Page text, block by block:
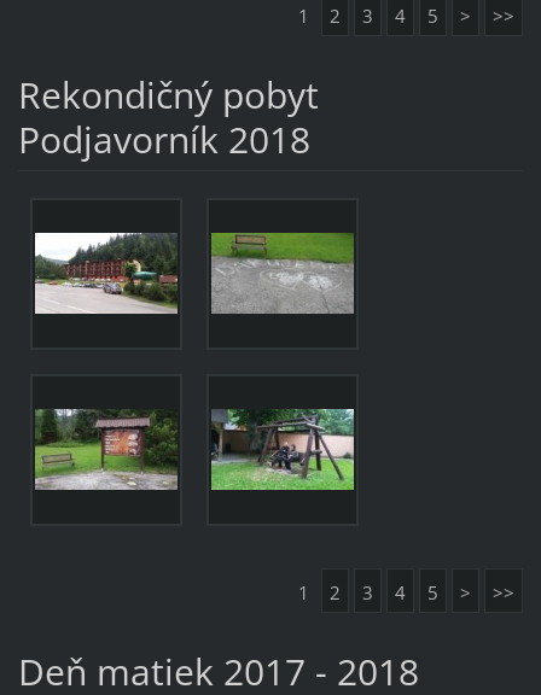
1 2 3 4 5 > >>
Rekondičný pobyt
Podjavorník 2018
1 2 3 4 5 > >>
Deň matiek 2017 - 2018